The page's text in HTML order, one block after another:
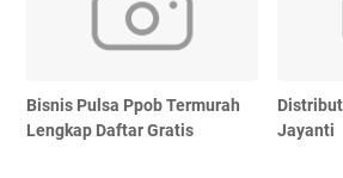
Bisnis Pulsa Ppob Termurah
Lengkap Daftar Gratis
Jayanti